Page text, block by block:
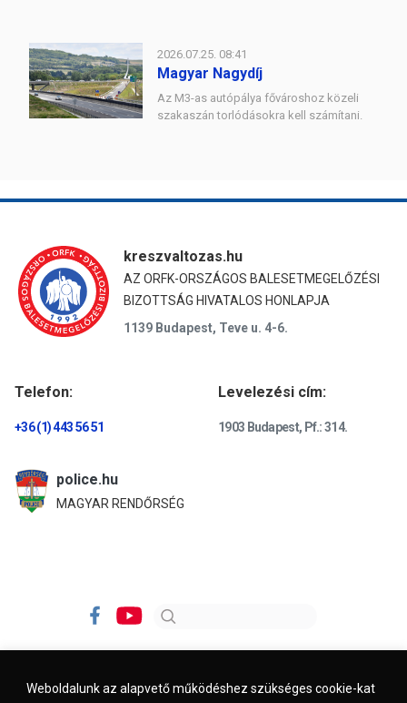
Weboldalunk az alapvető működéshez szükséges cookie-kat
2026.07.25. 08:41
Magyar Nagydíj
Az M3-as autópálya fővároshoz közeli
szakaszán torlódásokra kell számítani.
kreszvaltozas.hu
AZ ORFK-ORSZÁGOS BALESETMEGELŐZÉSI
BIZOTTSÁG HIVATALOS HONLAPJA
1139 Budapest, Teve u. 4-6.
Telefon:
+36 (1) 443 56 51
Levelezési cím:
1903 Budapest, Pf.: 314.
police.hu
MAGYAR RENDŐRSÉG